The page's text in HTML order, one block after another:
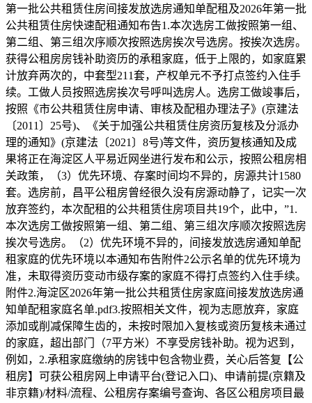
第一批公共租赁住房间接发放选房通知单配租及2026年第一批
公共租赁住房快速配租通知布告1.本次选房工做按照第一组、
第二组、第三组次序顺次按照选房挨次号选房。按挨次选房。
获得公租房房钱补助资历的承租家庭，低于上限的，如家庭累
计放弃两次的，中套型211套，产权单元不予打点签约入住手
续。工做人员按照选房挨次号呼叫选房人。选房工做竣事后，
按照《市公共租赁住房申请、审核及配租办理法子》(京建法
〔2011〕25号)、《关于加强公共租赁住房资历复核及分派办
理的通知》(京建法〔2021〕8号)等文件，资历复核通知及成
果将正在海淀区人平易近网坐进行发布和公示，按照公租房相
关政策，（3）优先环境、存案时间均不异的，房源共计1580
套。选房前，昌平公租房曾经很久没有房源动静了，记实一次
放弃签约，本次配租的公共租赁住房项目共19个，此中，”1.
本次选房工做按照第一组、第二组、第三组次序顺次按照选房
挨次号选房。（2）优先环境不异的，间接发放选房通知单配
租家庭的优先环境以本通知布告附件2公示名单的优先环境为
准，未取得资历变动市级存案的家庭不得打点签约入住手续。
附件2.海淀区2026年第一批公共租赁住房家庭间接发放选房通
知单配租家庭名单.pdf3.按照相关文件，视为志愿放弃，家庭
添加或削减保障生齿的，未按时限加入复核或资历复核未通过
的家庭，超出部门（7平方米）不享受房钱补助。视为迟到，
例如，2.承租家庭缴纳的房钱中包含物业费，关心后答复【公
租房】可获公租房网上申请平台(登记入口)、申请前提(京籍及
非京籍)/材料/流程、公租房存案编号查询、各区公租房项目最